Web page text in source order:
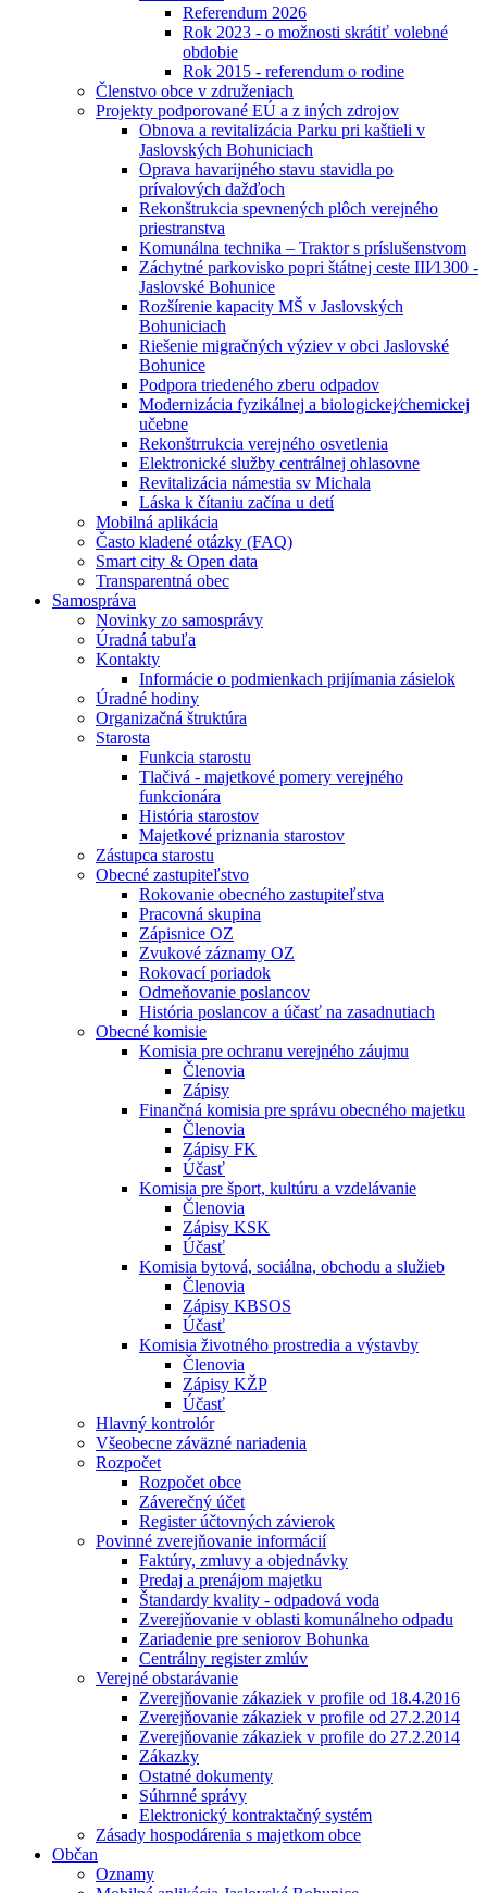
Referendum 2026
Rok 2023 - o možnosti skrátiť volebné
obdobie
Rok 2015 - referendum o rodine
Členstvo obce v združeniach
Projekty podporované EÚ a z iných zdrojov
Obnova a revitalizácia Parku pri kaštieli v
Jaslovských Bohuniciach
Oprava havarijného stavu stavidla po
prívalových dažďoch
Rekonštrukcia spevnených plôch verejného
priestranstva
Komunálna technika – Traktor s príslušenstvom
Záchytné parkovisko popri štátnej ceste III⁄1300 -
Jaslovské Bohunice
Rozšírenie kapacity MŠ v Jaslovských
Bohuniciach
Riešenie migračných výziev v obci Jaslovské
Bohunice
Podpora triedeného zberu odpadov
Modernizácia fyzikálnej a biologickej⁄chemickej
učebne
Rekonštrrukcia verejného osvetlenia
Elektronické služby centrálnej ohlasovne
Revitalizácia námestia sv Michala
Láska k čítaniu začína u detí
Mobilná aplikácia
Často kladené otázky (FAQ)
Smart city & Open data
Transparentná obec
Samospráva
Novinky zo samosprávy
Úradná tabuľa
Kontakty
Informácie o podmienkach prijímania zásielok
Úradné hodiny
Organizačná štruktúra
Starosta
Funkcia starostu
Tlačivá - majetkové pomery verejného
funkcionára
História starostov
Majetkové priznania starostov
Zástupca starostu
Obecné zastupiteľstvo
Rokovanie obecného zastupiteľstva
Pracovná skupina
Zápisnice OZ
Zvukové záznamy OZ
Rokovací poriadok
Odmeňovanie poslancov
História poslancov a účasť na zasadnutiach
Obecné komisie
Komisia pre ochranu verejného záujmu
Členovia
Zápisy
Finančná komisia pre správu obecného majetku
Členovia
Zápisy FK
Účasť
Komisia pre šport, kultúru a vzdelávanie
Členovia
Zápisy KSK
Účasť
Komisia bytová, sociálna, obchodu a služieb
Členovia
Zápisy KBSOS
Účasť
Komisia životného prostredia a výstavby
Členovia
Zápisy KŽP
Účasť
Hlavný kontrolór
Všeobecne záväzné nariadenia
Rozpočet
Rozpočet obce
Záverečný účet
Register účtovných závierok
Povinné zverejňovanie informácií
Faktúry, zmluvy a objednávky
Predaj a prenájom majetku
Štandardy kvality - odpadová voda
Zverejňovanie v oblasti komunálneho odpadu
Zariadenie pre seniorov Bohunka
Centrálny register zmlúv
Verejné obstarávanie
Zverejňovanie zákaziek v profile od 18.4.2016
Zverejňovanie zákaziek v profile od 27.2.2014
Zverejňovanie zákaziek v profile do 27.2.2014
Zákazky
Ostatné dokumenty
Súhrnné správy
Elektronický kontraktačný systém
Zásady hospodárenia s majetkom obce
Občan
Oznamy